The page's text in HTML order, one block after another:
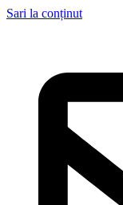
Sari la conținut